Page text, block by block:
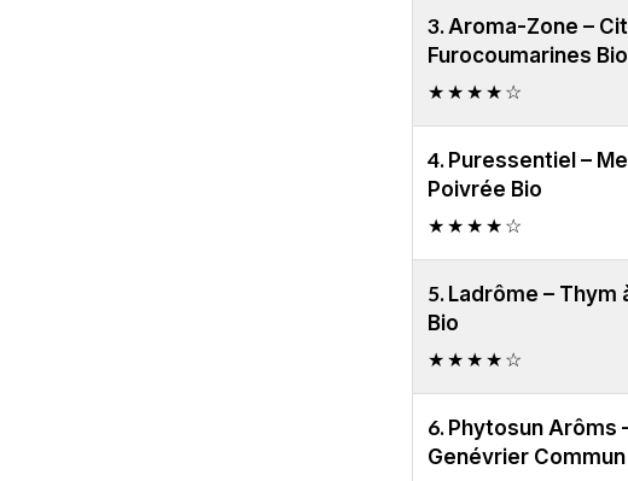
3. Aroma-Zone –
Furocoumarines Bio
★★★★☆
4. Puressentiel –
Poivrée Bio
★★★★☆
5. Ladrôme – Thym
Bio
★★★★☆
6. Phytosun Arôms
Genévrier Commun